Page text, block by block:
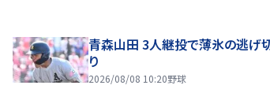
青森山田 3人継投で薄氷の逃げ
り
2026/08/08 10:20野球